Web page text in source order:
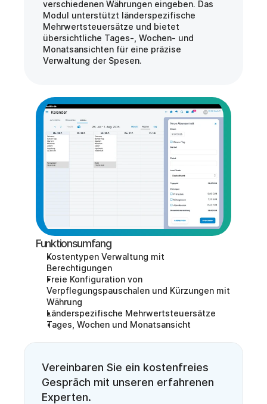
verschiedenen Währungen eingeben. Das
Modul unterstützt länderspezifische
Mehrwertsteuersätze und bietet
übersichtliche Tages-, Wochen- und
Monatsansichten für eine präzise
Verwaltung der Spesen.
Funktionsumfang
Kostentypen Verwaltung mit
Berechtigungen
Freie Konfiguration von
Verpflegungspauschalen und Kürzungen mit
Währung
Länderspezifische Mehrwertsteuersätze
Tages, Wochen und Monatsansicht
Vereinbaren Sie ein kostenfreies
Gespräch mit unseren erfahrenen
Experten.